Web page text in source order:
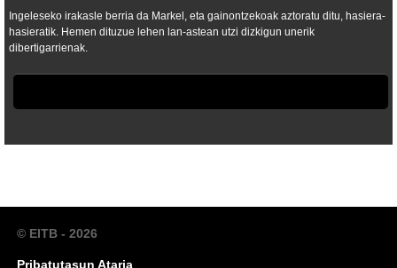
Ingeleseko irakasle berria da Markel, eta gainontzekoak aztoratu ditu, hasiera-
hasieratik. Hemen dituzue lehen lan-astean utzi dizkigun unerik
dibertigarrienak.
© EITB - 2026
Pribatutasun Ataria